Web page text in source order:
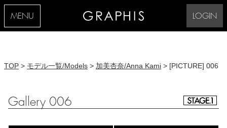
MENU LOGIN
TOP > モデル一覧/Models > 加美杏奈/Anna Kami > [PICTURE] 006
Gallery 006